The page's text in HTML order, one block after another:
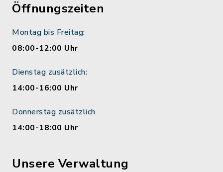
Öffnungszeiten
Montag bis Freitag:
08:00-12:00 Uhr
Dienstag zusätzlich:
14:00-16:00 Uhr
Donnerstag zusätzlich
14:00-18:00 Uhr
Unsere Verwaltung